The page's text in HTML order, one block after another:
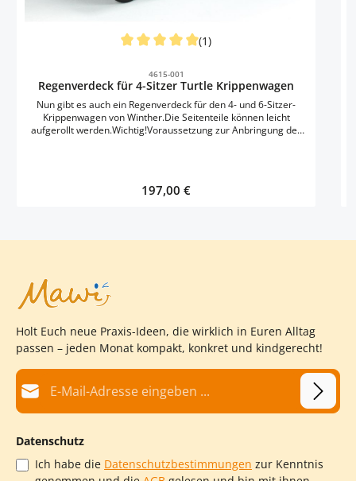
(1)
4615-001
Regenverdeck für 4-Sitzer Turtle Krippenwagen
Nun gibt es auch ein Regenverdeck für den 4- und 6-Sitzer-
Krippenwagen von Winther.Die Seitenteile können leicht
aufgerollt werden.Wichtig!Voraussetzung zur Anbringung des
Regulärer Preis:
197,00 €
Holt Euch neue Praxis-Ideen, die wirklich in Euren Alltag
passen – jeden Monat kompakt, konkret und kindgerecht!
E-Mail-Adresse*
Datenschutz
Ich habe die Datenschutzbestimmungen zur Kenntnis